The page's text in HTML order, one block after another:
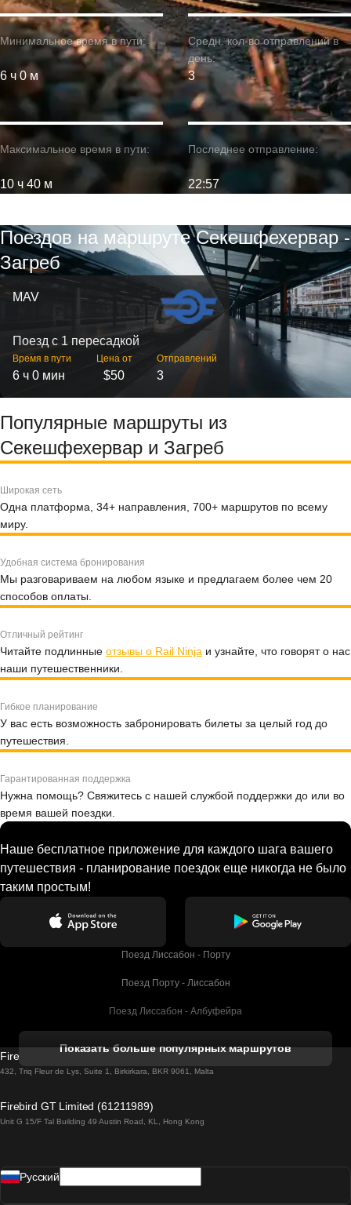
Минимальное время в пути:
6 ч 0 м
Максимальное время в пути:
10 ч 40 м
Средн. кол-во отправлений в
день:
3
Последнее отправление:
22:57
Поездов на маршруте Секешфехервар -
Загреб
MAV
Поезд с 1 пересадкой
Время в пути
6 ч 0 мин
Цена от
$50
Отправлений
3
Популярные маршруты из
Секешфехервар и Загреб
Широкая сеть
Одна платформа, 34+ направления, 700+ маршрутов по всему
миру.
Удобная система бронирования
Мы разговариваем на любом языке и предлагаем более чем 20
способов оплаты.
Отличный рейтинг
Читайте подлинные отзывы о Rail Ninja и узнайте, что говорят о нас
наши путешественники.
Гибкое планирование
У вас есть возможность забронировать билеты за целый год до
путешествия.
Гарантированная поддержка
Нужна помощь? Свяжитесь с нашей службой поддержки до или во
время вашей поездки.
Наше бесплатное приложение для каждого шага вашего
путешествия - планирование поездок еще никогда не было
таким простым!
Поезд Лиссабон - Порту
Поезд Порту - Лиссабон
Поезд Лиссабон - Албуфейра
Поезд Лиссабон - Лагос
Поезд Лиссабон - Мадрид
Показать больше популярных маршрутов
Firebird GT Limited (OC 1451)
432, Triq Fleur de Lys, Suite 1, Birkirkara, BKR 9061, Malta
Firebird GT Limited (61211989)
Unit G 15/F Tal Building 49 Austin Road, KL, Hong Kong
Pусский